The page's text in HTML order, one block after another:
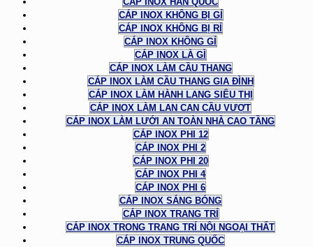
CÁP INOX KHÔNG BỊ GỈ
CÁP INOX KHÔNG BỊ RỈ
CÁP INOX KHÔNG GỈ
CÁP INOX LÀ GÌ
CÁP INOX LÀM CẦU THANG
CÁP INOX LÀM CẦU THANG GIA ĐÌNH
CÁP INOX LÀM HÀNH LANG SIÊU THỊ
CÁP INOX LÀM LAN CAN CẦU VƯỢT
CÁP INOX LÀM LƯỚI AN TOÀN NHÀ CAO TẦNG
CÁP INOX PHI 12
CÁP INOX PHI 2
CÁP INOX PHI 20
CÁP INOX PHI 4
CÁP INOX PHI 6
CÁP INOX SÁNG BÓNG
CÁP INOX TRANG TRÍ
CÁP INOX TRONG TRANG TRÍ NỘI NGOẠI THẤT
CÁP INOX TRUNG QUỐC